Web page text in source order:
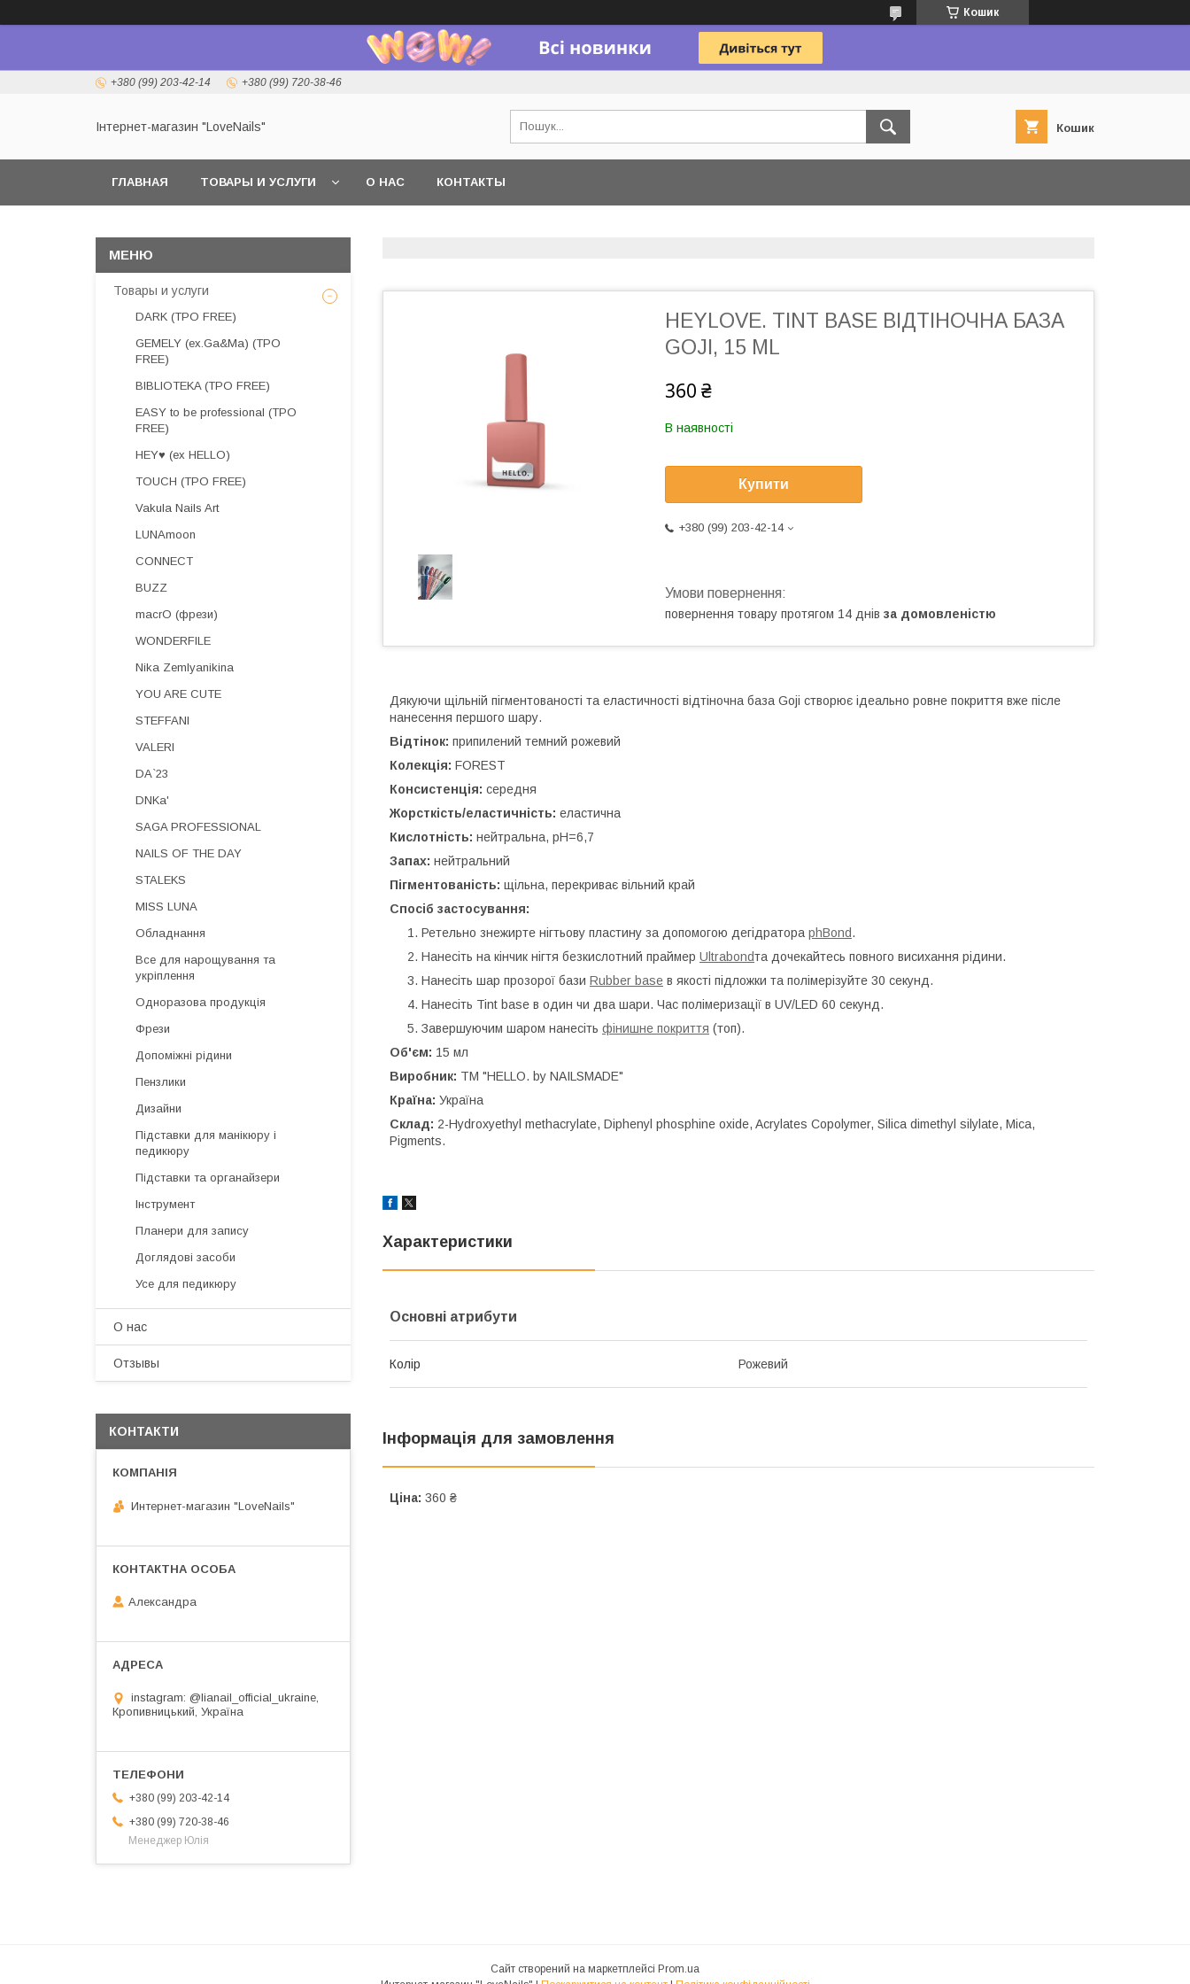
Кошик
+380 (99) 203-42-14 +380 (99) 720-38-46
Інтернет-магазин "LoveNails" Кошик
ГЛАВНАЯ ТОВАРЫ И УСЛУГИ О НАС КОНТАКТЫ
HEYLOVE. TINT BASE ВІДТІНОЧНА БАЗА
GOJI, 15 ML
360 ₴
В наявності
Купити
+380 (99) 203-42-14
повернення товару протягом 14 днів за домовленістю
Дякуючи щільній пігментованості та еластичності відтіночна база Goji створює ідеально ровне покриття вже післе
нанесення першого шару.
Відтінок: припилений темний рожевий
Колекція: FOREST
Консистенція: середня
Жорсткість/еластичність: еластична
Кислотність: нейтральна, pH=6,7
Запах: нейтральний
Пігментованість: щільна, перекриває вільний край
Спосіб застосування:
Ретельно знежирте нігтьову пластину за допомогою дегідратора phBond.
Нанесіть на кінчик нігтя безкислотний праймер Ultrabondта дочекайтесь повного висихання рідини.
Нанесіть шар прозорої бази Rubber base в якості підложки та полімерізуйте 30 секунд.
Нанесіть Tint base в один чи два шари. Час полімеризації в UV/LED 60 секунд.
Завершуючим шаром нанесіть фінишне покриття (топ).
Об'єм: 15 мл
Виробник: ТМ "HELLO. by NAILSMADE"
Країна: Україна
Склад: 2-Hydroxyethyl methacrylate, Diphenyl phosphine oxide, Acrylates Copolymer, Silica dimethyl silylate, Mica,
Pigments.
Характеристики
Основні атрибути
Колір Рожевий
Інформація для замовлення
Ціна: 360 ₴
Товары и услуги
DARK (TPO FREE)
GEMELY (ex.Ga&Ma) (TPO
FREE)
BIBLIOTEKA (TPO FREE)
EASY to be professional (TPO
FREE)
HEY♥ (ex HELLO)
TOUCH (TPO FREE)
Vakula Nails Art
LUNAmoon
CONNECT
BUZZ
macrO (фрези)
WONDERFILE
Nika Zemlyanikina
YOU ARE CUTE
STEFFANI
VALERI
DA`23
DNKa'
SAGA PROFESSIONAL
NAILS OF THE DAY
STALEKS
MISS LUNA
Обладнання
Все для нарощування та
укріплення
Одноразова продукція
Фрези
Допоміжні рідини
Пензлики
Дизайни
Підставки для манікюру і
педикюру
Підставки та органайзери
Інструмент
Планери для запису
Доглядові засоби
Усе для педикюру
О нас
Отзывы
КОНТАКТИ
Интернет-магазин "LoveNails"
Александра
instagram: @lianail_official_ukraine,
Кропивницький, Україна
+380 (99) 203-42-14
+380 (99) 720-38-46
Менеджер Юлія
Сайт створений на маркетплейсі Prom.ua